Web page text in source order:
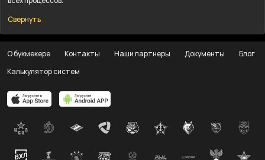
Свернуть
О букмекере Контакты Наши партнеры Документы
Блог
Калькулятор систем